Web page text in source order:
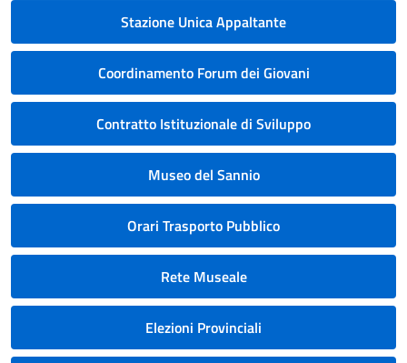
Stazione Unica Appaltante
Coordinamento Forum dei Giovani
Contratto Istituzionale di Sviluppo
Museo del Sannio
Orari Trasporto Pubblico
Rete Museale
Elezioni Provinciali